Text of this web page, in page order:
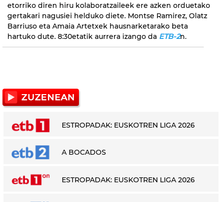
etorriko diren hiru kolaboratzaileek ere azken orduetako
gertakari nagusiei helduko diete. Montse Ramirez, Olatz
Barriuso eta Amaia Artetxek hausnarketarako beta
hartuko dute. 8:30etatik aurrera izango da ETB-2n.
ESTROPADAK: EUSKOTREN LIGA 2026
A BOCADOS
ESTROPADAK: EUSKOTREN LIGA 2026